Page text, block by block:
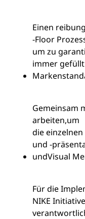
Einen
-Floor
um zu
immer
Gemeinsam
arbeiten,um
die
und -
undVisual
Für die
NIKE